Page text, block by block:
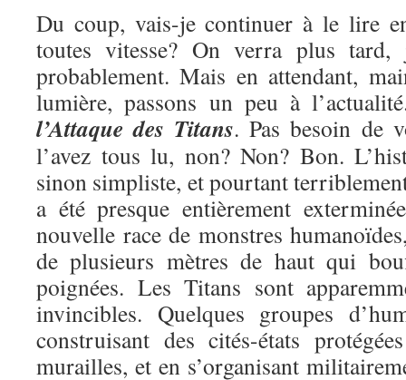
Du coup, vais-je continuer à le lire
toutes vitesse? On verra plus
probablement. Mais en attendant,
lumière, passons un peu à
l’Attaque des Titans. Pas besoin de
l’avez tous lu, non? Non? Bon.
sinon simpliste, et pourtant
a été presque entièrement
nouvelle race de monstres
de plusieurs mètres de haut qui
poignées. Les Titans sont
invincibles. Quelques groupes
construisant des cités-états
murailles, et en s’organisant